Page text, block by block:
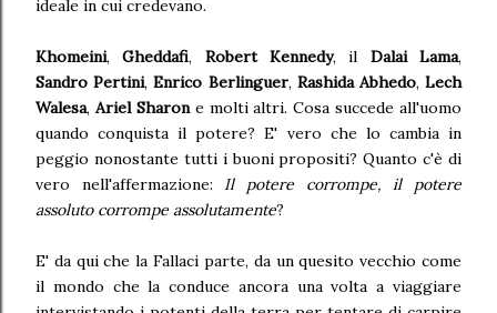
ideale in cui credevano.
Khomeini,Gheddafi, Robert Kennedy, il Dalai Lama,
Sandro Pertini,Enrico Berlinguer, Rashida Abhedo,Lech
Walesa, Ariel Sharone molti altri. Cosa succede all'uomo
quando conquista il potere? E' vero che lo cambia in
peggio nonostante tutti i buoni propositi? Quanto c'è di
vero nell'affermazione: Il potere corrompe, il potere
assoluto corrompe assolutamente?
E' da qui che la Fallaci parte, da un quesito vecchio come
il mondo che la conduce ancora una volta a viaggiare